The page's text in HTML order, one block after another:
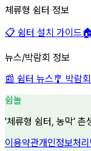
체류형 쉼터 정보
📋 쉼터 설치 가이드
뉴스/박람회 정보
📰 쉼터 뉴스🎐 박람
쉼놀
'체류형 쉼터, 농막' 촌
이용약관개인정보처리